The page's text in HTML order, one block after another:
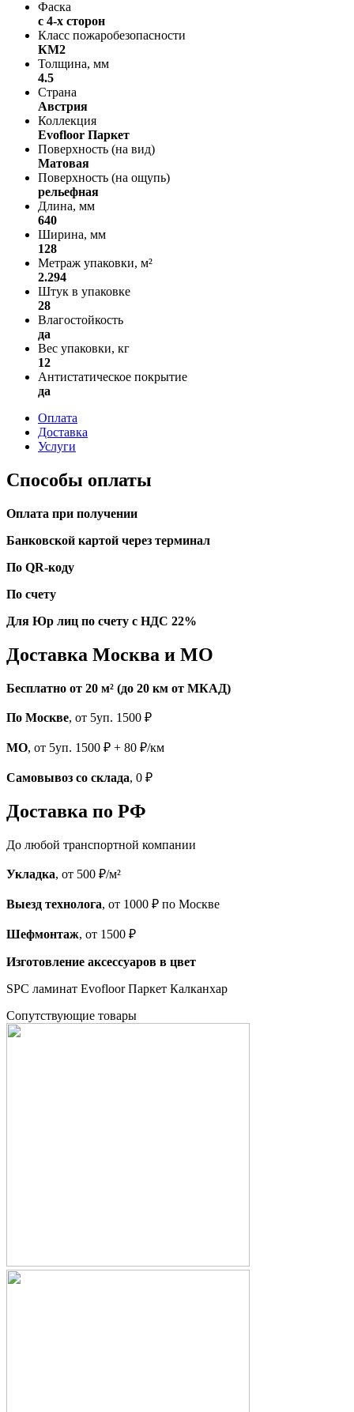
Фаска
с 4-х сторон
Класс пожаробезопасности
КМ2
Толщина, мм
4.5
Страна
Австрия
Коллекция
Evofloor Паркет
Поверхность (на вид)
Матовая
Поверхность (на ощупь)
рельефная
Длина, мм
640
Ширина, мм
128
Метраж упаковки, м²
2.294
Штук в упаковке
28
Влагостойкость
да
Вес упаковки, кг
12
Антистатическое покрытие
да
Оплата
Доставка
Услуги
Способы оплаты
Оплата при получении
Банковской картой через терминал
По QR-коду
По счету
Для Юр лиц по счету с НДС 22%
Доставка Москва и МО
Бесплатно от 20 м² (до 20 км от МКАД)
По Москве, от 5уп. 1500 ₽
МО, от 5уп. 1500 ₽ + 80 ₽/км
Самовывоз со склада, 0 ₽
Доставка по РФ
До любой транспортной компании
Укладка, от 500 ₽/м²
Выезд технолога, от 1000 ₽ по Москве
Шефмонтаж, от 1500 ₽
Изготовление аксессуаров в цвет
SPC ламинат Evofloor Паркет Калканхар
Cопутствующие товары